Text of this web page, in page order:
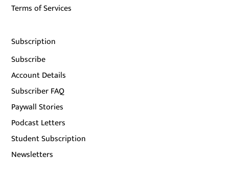
Terms of Services
Subscription
Subscribe
Account Details
Subscriber FAQ
Paywall Stories
Podcast Letters
Student Subscription
Newsletters